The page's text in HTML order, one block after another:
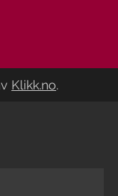
Klikk.no.